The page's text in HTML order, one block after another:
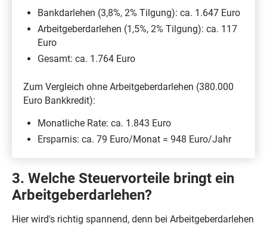
Bankdarlehen (3,8%, 2% Tilgung): ca. 1.647 Euro
Arbeitgeberdarlehen (1,5%, 2% Tilgung): ca. 117
Euro
Gesamt: ca. 1.764 Euro
Zum Vergleich ohne Arbeitgeberdarlehen (380.000
Euro Bankkredit):
Monatliche Rate: ca. 1.843 Euro
Ersparnis: ca. 79 Euro/Monat = 948 Euro/Jahr
3. Welche Steuervorteile bringt ein
Arbeitgeberdarlehen?
Hier wird's richtig spannend, denn bei Arbeitgeberdarlehen